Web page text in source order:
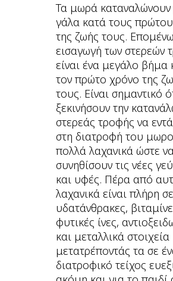
Τα μωρά
γάλα κατά τους
της ζωής τους.
εισαγωγή των στερεών
είναι ένα μεγάλο βήμα
τον πρώτο χρόνο της
τους. Είναι σημαντικό
ξεκινήσουν την
στερεάς τροφής να
στη διατροφή του
πολλά λαχανικά ώστε
συνηθίσουν τις νέες
και υφές. Πέρα από
λαχανικά είναι πλήρη σε
υδατάνθρακες,
φυτικές ίνες,
και μεταλλικά στοιχεία
μετατρέποντάς τα σε
διατροφικό τείχος